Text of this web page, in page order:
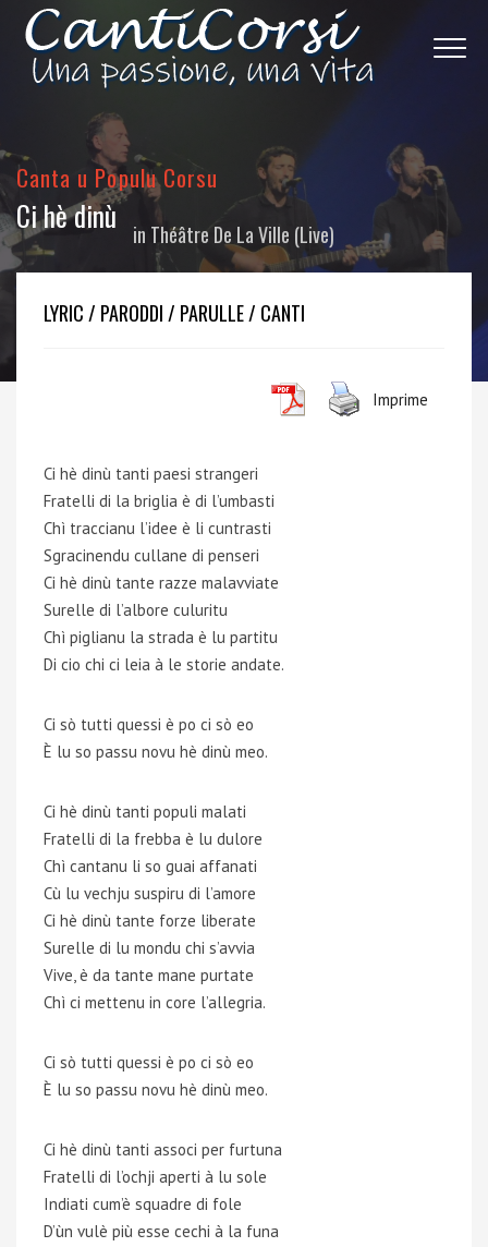
Canta u Populu Corsu
Ci hè dinù in Théâtre De La Ville (Live)
LYRIC / PARODDI / PARULLE / CANTI
Imprime
Ci hè dinù tanti paesi strangeri
Fratelli di la briglia è di l’umbasti
Chì traccianu l’idee è li cuntrasti
Sgracinendu cullane di penseri
Ci hè dinù tante razze malavviate
Surelle di l’albore culuritu
Chì piglianu la strada è lu partitu
Di cio chi ci leia à le storie andate.
Ci sò tutti quessi è po ci sò eo
È lu so passu novu hè dinù meo.
Ci hè dinù tanti populi malati
Fratelli di la frebba è lu dulore
Chì cantanu li so guai affanati
Cù lu vechju suspiru di l’amore
Ci hè dinù tante forze liberate
Surelle di lu mondu chi s’avvia
Vive, è da tante mane purtate
Chì ci mettenu in core l’allegria.
Ci sò tutti quessi è po ci sò eo
È lu so passu novu hè dinù meo.
Ci hè dinù tanti associ per furtuna
Fratelli di l’ochji aperti à lu sole
Indiati cum’è squadre di fole
D’ùn vulè più esse cechi à la funa